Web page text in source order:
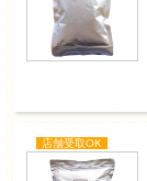
店舗受取OK